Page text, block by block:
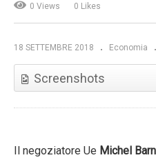
0 Views 0 Likes
18 SETTEMBRE 2018 Economia
Screenshots
Il negoziatore Ue Michel